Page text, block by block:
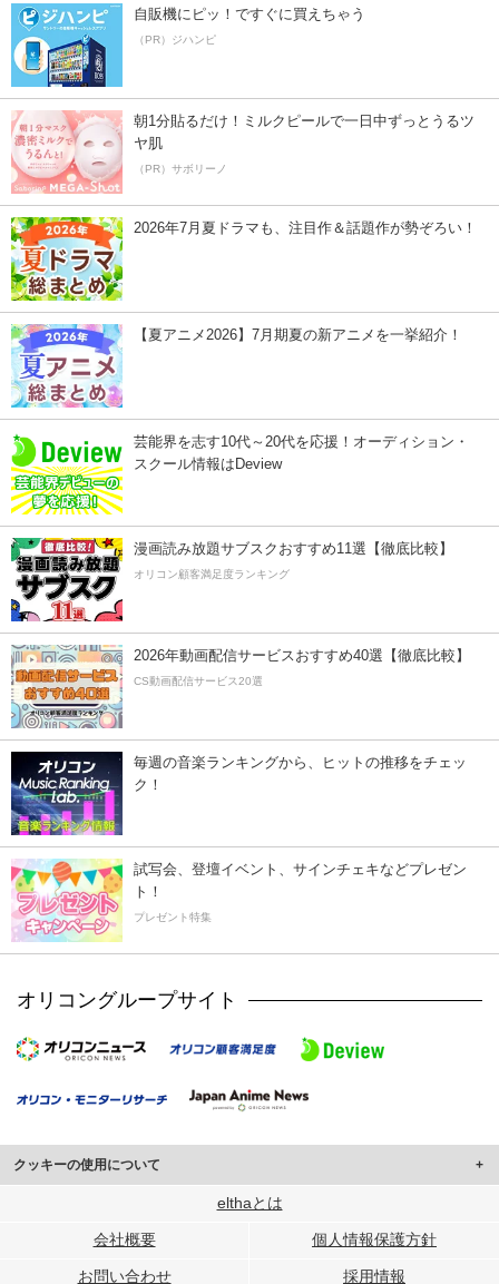
自販機にピッ！ですぐに買えちゃう
（PR）ジハンピ
朝1分貼るだけ！ミルクピールで一日中ずっとうるツ
ヤ肌
（PR）サボリーノ
2026年7月夏ドラマも、注目作＆話題作が勢ぞろい！
【夏アニメ2026】7月期夏の新アニメを一挙紹介！
芸能界を志す10代～20代を応援！オーディション・
スクール情報はDeview
漫画読み放題サブスクおすすめ11選【徹底比較】
オリコン顧客満足度ランキング
2026年動画配信サービスおすすめ40選【徹底比較】
CS動画配信サービス20選
毎週の音楽ランキングから、ヒットの推移をチェッ
ク！
試写会、登壇イベント、サインチェキなどプレゼン
ト！
プレゼント特集
オリコングループサイト
クッキーの使用について
このサイトでは Cookie を使用して、ユーザーに合わせたコンテンツや広告の
行っています。
メディアや広告配信、データ解析の各パートナーに提供しています。
elthaとは
会社概要 個人情報保護方針
お問い合わせ 採用情報